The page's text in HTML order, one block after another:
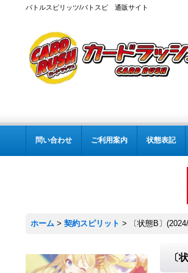
バトルスピリッツ/バトスピ 通販サイト
問い合わせ ご利用案内 状態表記
ホーム > 契約スピリット > 〔状態B〕
〔